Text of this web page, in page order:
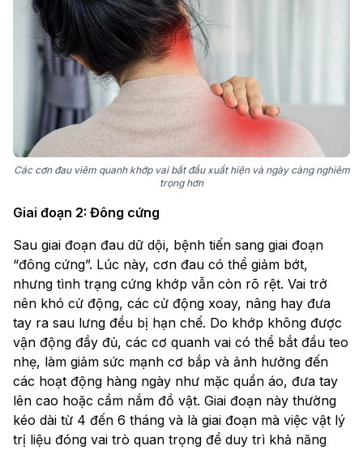
Các cơn đau viêm quanh khớp vai bắt đầu xuất hiện và ngày càng nghiêm
trọng hơn
Giai đoạn 2: Đông cứng
Sau giai đoạn đau dữ dội, bệnh tiến sang giai đoạn
“đông cứng”. Lúc này, cơn đau có thể giảm bớt,
nhưng tình trạng cứng khớp vẫn còn rõ rệt. Vai trở
nên khó cử động, các cử động xoay, nâng hay đưa
tay ra sau lưng đều bị hạn chế. Do khớp không được
vận động đầy đủ, các cơ quanh vai có thể bắt đầu teo
nhẹ, làm giảm sức mạnh cơ bắp và ảnh hưởng đến
các hoạt động hàng ngày như mặc quần áo, đưa tay
lên cao hoặc cầm nắm đồ vật. Giai đoạn này thường
kéo dài từ 4 đến 6 tháng và là giai đoạn mà việc vật lý
trị liệu đóng vai trò quan trọng để duy trì khả năng